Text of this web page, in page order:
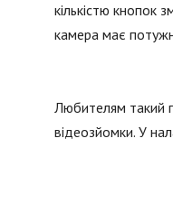
кількістю кнопок
камера має
Любителям такий
відеозйомки. У